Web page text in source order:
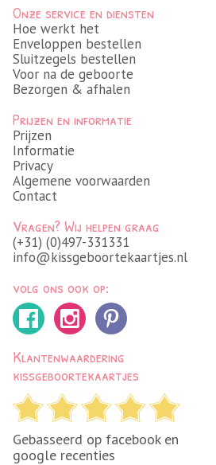
Onze service en diensten
Hoe werkt het
Enveloppen bestellen
Sluitzegels bestellen
Voor na de geboorte
Bezorgen & afhalen
Prijzen en informatie
Prijzen
Informatie
Privacy
Algemene voorwaarden
Contact
Vragen? Wij helpen graag
(+31) (0)497-331331
info@kissgeboortekaartjes.nl
volg ons ook op:
Klantenwaardering
kissgeboortekaartjes
Gebasseerd op facebook en
google recenties